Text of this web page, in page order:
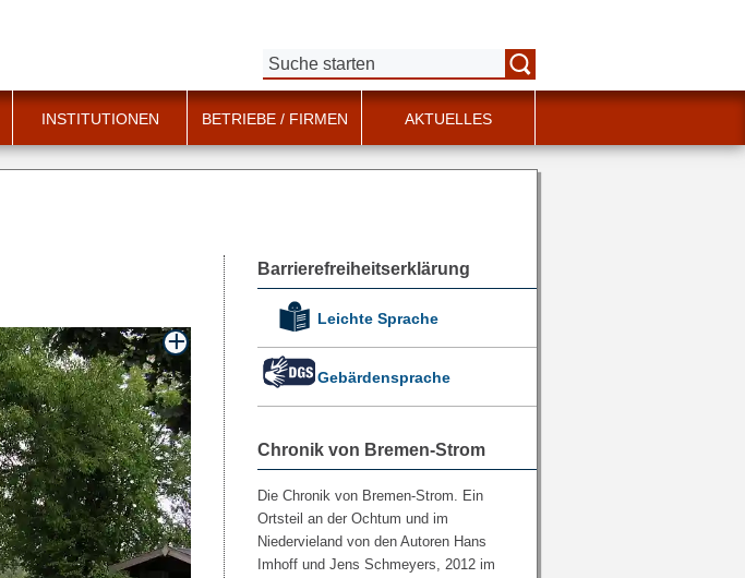
Suche:
INSTITUTIONEN BETRIEBE / FIRMEN AKTUELLES
Barrierefreiheitserklärung
Leichte Sprache
Gebärdensprache
Chronik von Bremen-Strom
Die Chronik von Bremen-Strom. Ein
Ortsteil an der Ochtum und im
Niedervieland von den Autoren Hans
Imhoff und Jens Schmeyers, 2012 im